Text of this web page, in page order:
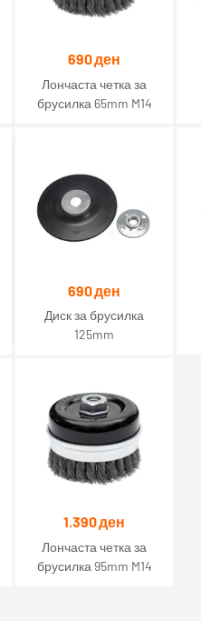
690ден
Лончаста четка за
брусилка 65mm M14
690ден
Диск за брусилка
125mm
1.390ден
Лончаста четка за
брусилка 95mm M14